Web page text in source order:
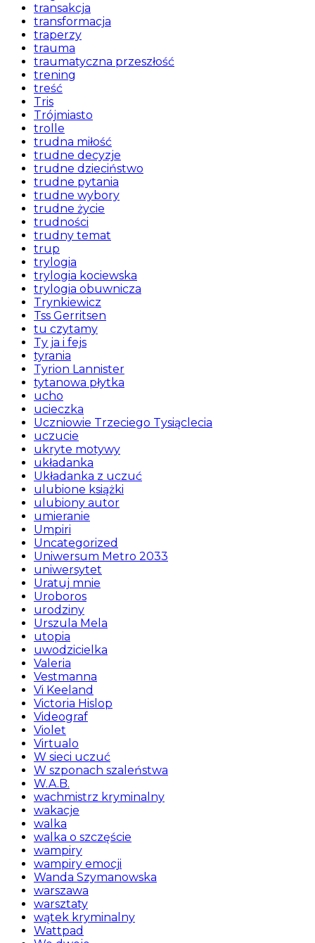
transakcja
transformacja
traperzy
trauma
traumatyczna przeszłość
trening
treść
Tris
Trójmiasto
trolle
trudna miłość
trudne decyzje
trudne dzieciństwo
trudne pytania
trudne wybory
trudne życie
trudności
trudny temat
trup
trylogia
trylogia kociewska
trylogia obuwnicza
Trynkiewicz
Tss Gerritsen
tu czytamy
Ty ja i fejs
tyrania
Tyrion Lannister
tytanowa płytka
ucho
ucieczka
Uczniowie Trzeciego Tysiąclecia
uczucie
ukryte motywy
układanka
Układanka z uczuć
ulubione książki
ulubiony autor
umieranie
Umpiri
Uncategorized
Uniwersum Metro 2033
uniwersytet
Uratuj mnie
Uroboros
urodziny
Urszula Mela
utopia
uwodzicielka
Valeria
Vestmanna
Vi Keeland
Victoria Hislop
Videograf
Violet
Virtualo
W sieci uczuć
W szponach szaleństwa
W.A.B.
wachmistrz kryminalny
wakacje
walka
walka o szczęście
wampiry
wampiry emocji
Wanda Szymanowska
warszawa
warsztaty
wątek kryminalny
Wattpad